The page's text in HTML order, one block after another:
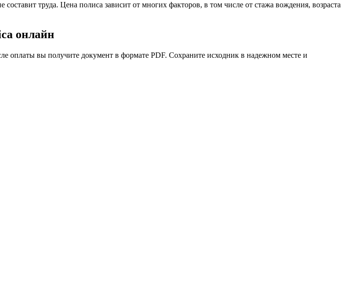
труда. Цена полиса зависит от многих факторов, в том числе от стажа вождения, возраста
онлайн
оплаты вы получите документ в формате PDF. Сохраните исходник в надежном месте и